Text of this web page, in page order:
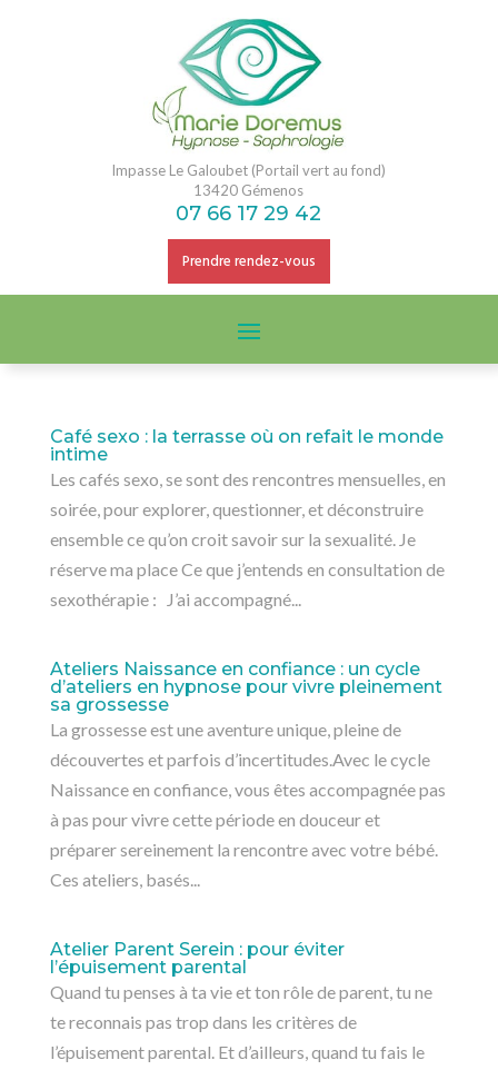
Impasse Le Galoubet (Portail vert au fond)
13420 Gémenos
07 66 17 29 42
Prendre rendez-vous
Café sexo : la terrasse où on refait le monde
intime
Les cafés sexo, se sont des rencontres mensuelles, en
soirée, pour explorer, questionner, et déconstruire
ensemble ce qu’on croit savoir sur la sexualité. Je
réserve ma place Ce que j’entends en consultation de
sexothérapie : J’ai accompagné...
Ateliers Naissance en confiance : un cycle
d’ateliers en hypnose pour vivre pleinement
sa grossesse
La grossesse est une aventure unique, pleine de
découvertes et parfois d’incertitudes.Avec le cycle
Naissance en confiance, vous êtes accompagnée pas
à pas pour vivre cette période en douceur et
préparer sereinement la rencontre avec votre bébé.
Ces ateliers, basés...
Atelier Parent Serein : pour éviter
l’épuisement parental
Quand tu penses à ta vie et ton rôle de parent, tu ne
te reconnais pas trop dans les critères de
l’épuisement parental. Et d’ailleurs, quand tu fais le